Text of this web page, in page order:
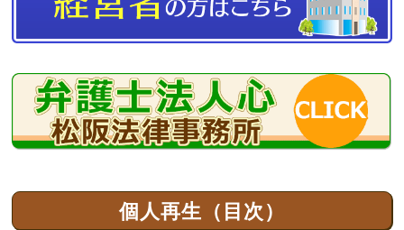
個人再生（目次）